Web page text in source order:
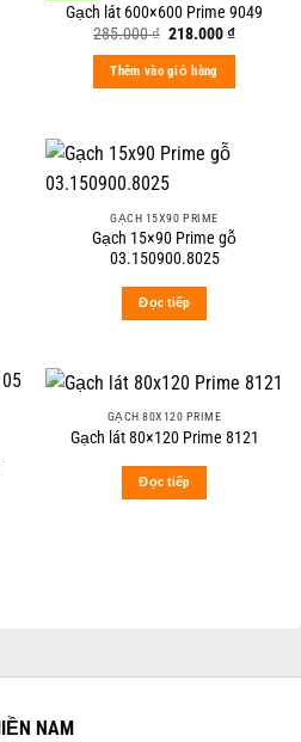
Gạch lát 600×600 Prime 9049
285.000₫ Original
was:
285.000 ₫.
218.000₫Current
Thêm vào giỏ hàng
GẠCH 15X90 PRIME
Gạch 15×90 Prime gỗ
03.150900.8025
Đọc tiếp
GẠCH 80X120 PRIME
Gạch lát 80×120 Prime 8121
Đọc tiếp
NAM